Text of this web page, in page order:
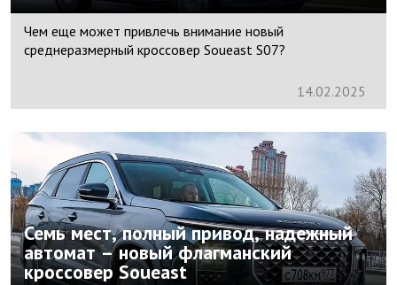
Чем еще может привлечь внимание новый
среднеразмерный кроссовер Soueast S07?
14.02.2025
Семь мест, полный привод, надежный
автомат – новый флагманский
кроссовер Soueast